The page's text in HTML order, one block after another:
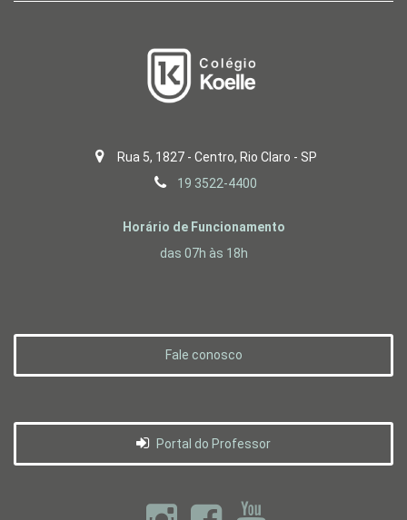
Rua 5, 1827 - Centro, Rio Claro - SP
19 3522-4400
Horário de Funcionamento
das 07h às 18h
Fale conosco
Portal do Professor